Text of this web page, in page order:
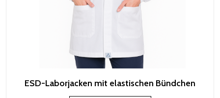
ESD-Laborjacken mit elastischen Bündchen